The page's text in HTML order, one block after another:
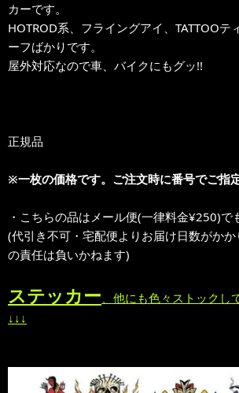
カーです。
HOTROD系、フライングアイ、TATTOOテ
ーフばかりです。
屋外対応なので車、バイクにもグッ!!
正規品
※一枚の価格です。ご注文時に番号でご指
・こちらの品はメール便(一律料金¥250)で
(代引き不可・宅配便よりお届け日数がか
の責任は負いかねます)
ステッカー、他にも色々ストックし
↓↓↓